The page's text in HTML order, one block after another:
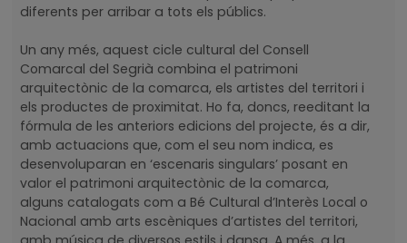
diferents per arribar a tots els públics.
Un any més, aquest cicle cultural del Consell
Comarcal del Segrià combina el patrimoni
arquitectònic de la comarca, els artistes del territori i
els productes de proximitat. Ho fa, doncs, reeditant la
fórmula de les anteriors edicions del projecte, és a dir,
amb actuacions que, com el seu nom indica, es
desenvoluparan en ‘escenaris singulars’ posant en
valor el patrimoni arquitectònic de la comarca,
alguns catalogats com a Bé Cultural d’Interès Local o
Nacional amb arts escèniques d’artistes del territori,